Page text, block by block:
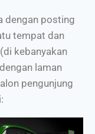
dengan posting
tempat dan
kebanyakan
laman
pengunjung